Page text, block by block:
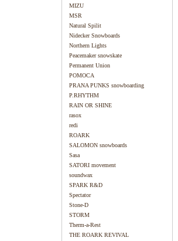
MIZU
MSR
Natural Spilit
Nidecker Snowboards
Northern Lights
Peacemaker snowskate
Permanent Union
POMOCA
PRANA PUNKS snowboarding
P.RHYTHM
RAIN OR SHINE
rasox
redi
ROARK
SALOMON snowboards
Sasa
SATORI movement
soundwax
SPARK R&D
Spectator
Stone-D
STORM
Therm-a-Rest
THE ROARK REVIVAL